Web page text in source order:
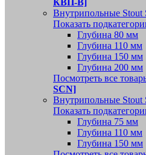
КВП-В]
Внутрипольные Stout
Показать
Глубина 80 мм
Глубина 110 мм
Глубина 150 мм
Глубина 200 мм
Посмотреть все
SCN]
Внутрипольные Stout
Показать
Глубина 75 мм
Глубина 110 мм
Глубина 150 мм